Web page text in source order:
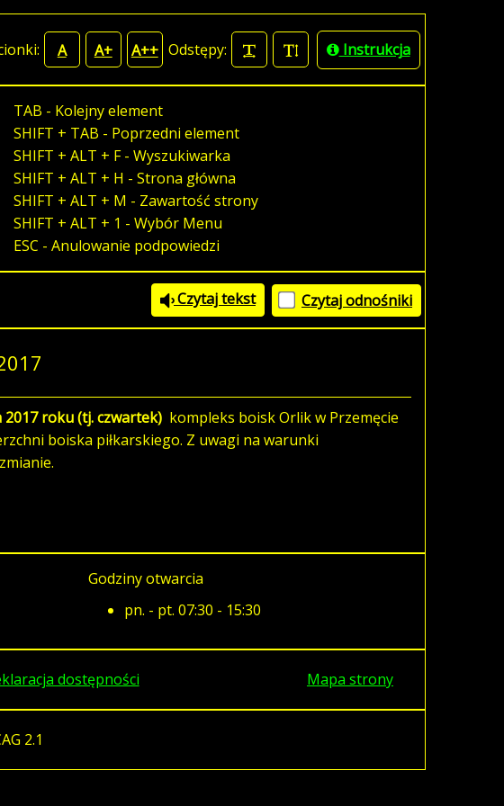
A A+ A++ Odstępy: Instrukcja
TAB - Kolejny element
SHIFT + TAB - Poprzedni element
SHIFT + ALT + F - Wyszukiwarka
SHIFT + ALT + H - Strona główna
SHIFT + ALT + M - Zawartość strony
SHIFT + ALT + 1 - Wybór Menu
ESC - Anulowanie podpowiedzi
Czytaj tekst Czytaj odnośniki
2017 roku (tj. czwartek) kompleks boisk Orlik w Przemęcie
boiska piłkarskiego. Z uwagi na warunki
Godziny otwarcia
pn. - pt. 07:30 - 15:30
dostępności Mapa strony
2.1